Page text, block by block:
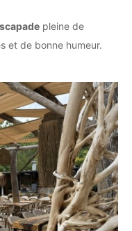
pleine de
et de bonne humeur.